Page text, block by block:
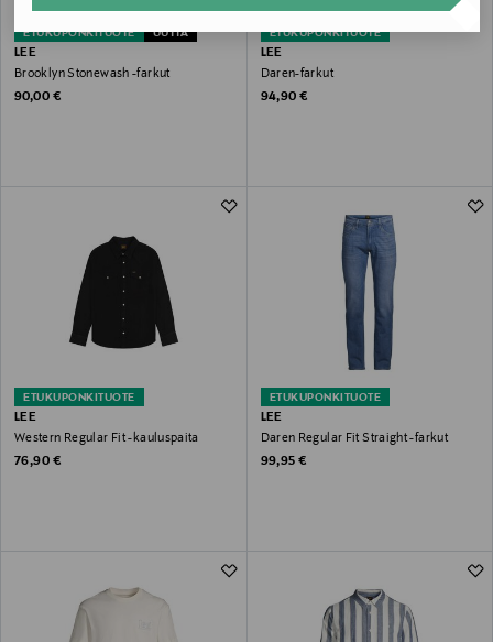
ETUKUPONKITUOTE UUTTA
LEE
Brooklyn Stonewash -farkut
Original Price
90,00 €
ETUKUPONKITUOTE
LEE
Daren-farkut
Original Price
94,90 €
ETUKUPONKITUOTE
LEE
Western Regular Fit -kauluspaita
Original Price
76,90 €
ETUKUPONKITUOTE
LEE
Daren Regular Fit Straight -farkut
Original Price
99,95 €